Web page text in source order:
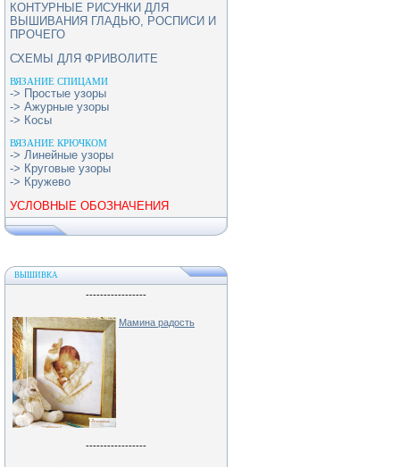
КОНТУРНЫЕ РИСУНКИ ДЛЯ
ВЫШИВАНИЯ ГЛАДЬЮ, РОСПИСИ И
ПРОЧЕГО
СХЕМЫ ДЛЯ ФРИВОЛИТЕ
ВЯЗАНИЕ СПИЦАМИ
-> Простые узоры
-> Ажурные узоры
-> Косы
ВЯЗАНИЕ КРЮЧКОМ
-> Линейные узоры
-> Круговые узоры
-> Кружево
УСЛОВНЫЕ ОБОЗНАЧЕНИЯ
ВЫШИВКА
-----------------
Мамина радость
-----------------